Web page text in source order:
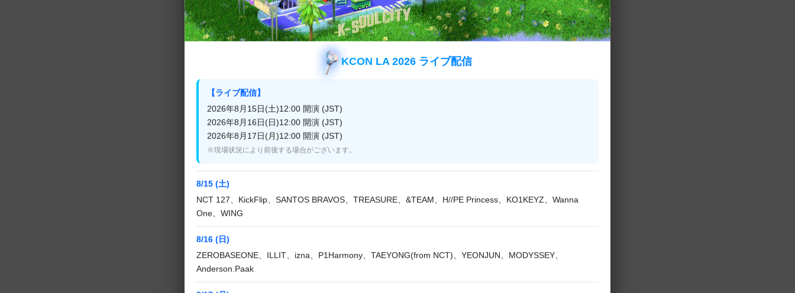
■「スーパーフードのチカラ」
終了時期： 7月末をもって終了
最終放送日： 8月3日（※再放送）
■「フリーな19」
終了時期： 8月末をもって終了
最終放送日： 9月4日（※再放送）
上げます。
いです。今後とも当チャンネルの番組に変わらぬご愛顧を賜りますよう、よろしくお
願い申し上げます。
KCON LA 2026 ライブ配信
【ライブ配信】
2026年8月15日(土)12:00 開演 (JST)
2026年8月16日(日)12:00 開演 (JST)
2026年8月17日(月)12:00 開演 (JST)
※現場状況により前後する場合がございます。
8/15 (土)
NCT 127、KickFlip、SANTOS BRAVOS、TREASURE、&TEAM、H//PE Princess、KO1KEYZ、Wanna
One、WING
8/16 (日)
ZEROBASEONE、ILLIT、izna、P1Harmony、TAEYONG(from NCT)、YEONJUN、MODYSSEY、
Anderson.Paak